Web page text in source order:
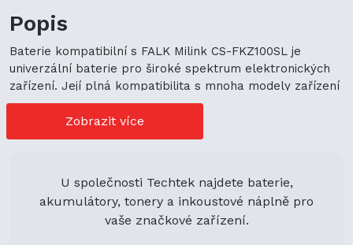
Popis
Baterie kompatibilní s FALK Milink CS-FKZ100SL je
univerzální baterie pro široké spektrum elektronických
zařízení. Její plná kompatibilita s mnoha modely zařízení
představuje cenově výhodné možnosti nákupu. Její
univerzální použití navíc podporuje ekologickou
udržitelnost a zaručuje flexibilitu.
Zobrazit více
U společnosti Techtek najdete baterie,
akumulátory, tonery a inkoustové náplně pro
vaše značkové zařízení.